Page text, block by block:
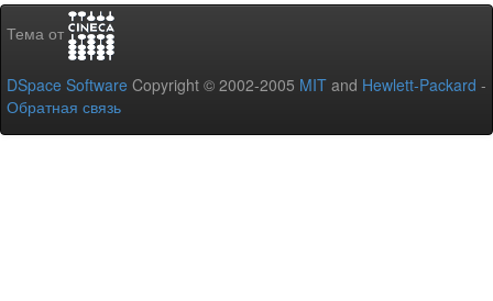
Тема от
DSpace Software Copyright © 2002-2005 MIT and Hewlett-Packard -
Обратная связь